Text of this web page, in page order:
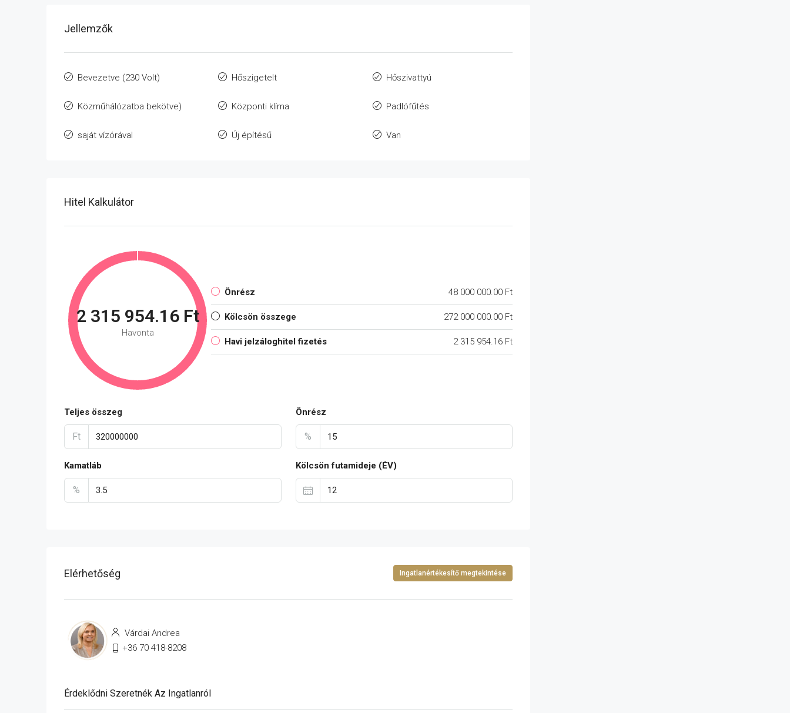
Jellemzők
Bevezetve (230 Volt) Hőszigetelt Hőszivattyú
Közműhálózatba bekötve) Központi klíma Padlófűtés
saját vízórával Új építésű Van
Hitel Kalkulátor
2 315 954.16 Ft
Havonta
Önrész 48 000 000.00 Ft
Kölcsön összege 272 000 000.00 Ft
Havi jelzáloghitel fizetés 2 315 954.16 Ft
Teljes összeg
Ft
Önrész
%
Kamatláb
%
Kölcsön futamideje (ÉV)
Elérhetőség Ingatlanértékesítő megtekintése
Várdai Andrea
+36 70 418-8208
Érdeklődni Szeretnék Az Ingatlanról